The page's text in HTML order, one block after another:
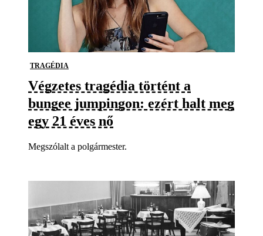
TRAGÉDIA
Végzetes tragédia történt a
bungee jumpingon: ezért halt meg
egy 21 éves nő
Megszólalt a polgármester.